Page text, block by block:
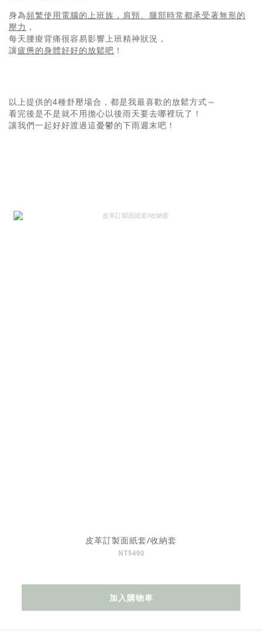
身為頻繁使用電腦的上班族，肩頸、腿部時常都承受著無形的
壓力 ，
每天腰痠背痛很容易影響上班精神狀況，
讓疲憊的身體好好的放鬆吧 ！
以上提供的4種舒壓場合，都是我最喜歡的放鬆方式～
看完後是不是就不用擔心以後雨天要去哪裡玩了！
讓我們一起好好渡過這憂鬱的下雨週末吧！
皮革訂製面紙套/收納套
NT$490
加入購物車